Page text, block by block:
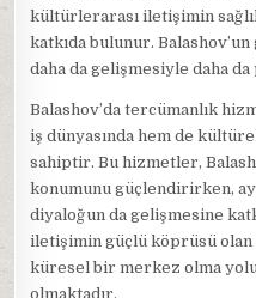
kültürlerarası iletişimin
katkıda bulunur.
daha da gelişmesiyle daha
Balashov’da tercümanlık
iş dünyasında hem de
sahiptir. Bu hizmetler,
konumunu güçlendirirken,
diyaloğun da gelişmesine
iletişimin güçlü köprüsü olan
küresel bir merkez olma
olmaktadır.